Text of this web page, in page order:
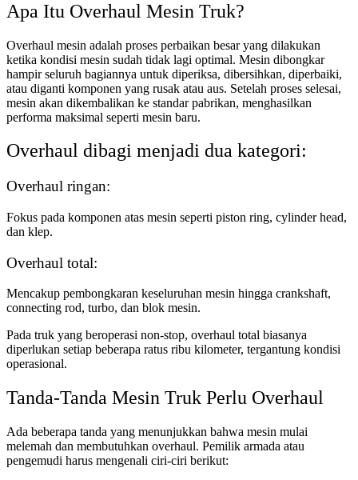
Apa Itu Overhaul Mesin Truk?
Overhaul mesin adalah proses perbaikan besar yang dilakukan
ketika kondisi mesin sudah tidak lagi optimal. Mesin dibongkar
hampir seluruh bagiannya untuk diperiksa, dibersihkan, diperbaiki,
atau diganti komponen yang rusak atau aus. Setelah proses selesai,
mesin akan dikembalikan ke standar pabrikan, menghasilkan
performa maksimal seperti mesin baru.
Overhaul dibagi menjadi dua kategori:
Overhaul ringan:
Fokus pada komponen atas mesin seperti piston ring, cylinder head,
dan klep.
Overhaul total:
Mencakup pembongkaran keseluruhan mesin hingga crankshaft,
connecting rod, turbo, dan blok mesin.
Pada truk yang beroperasi non-stop, overhaul total biasanya
diperlukan setiap beberapa ratus ribu kilometer, tergantung kondisi
operasional.
Tanda-Tanda Mesin Truk Perlu Overhaul
Ada beberapa tanda yang menunjukkan bahwa mesin mulai
melemah dan membutuhkan overhaul. Pemilik armada atau
pengemudi harus mengenali ciri-ciri berikut: